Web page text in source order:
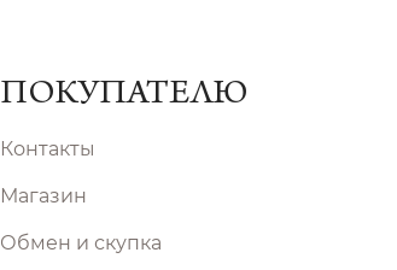
ПОКУПАТЕЛЮ
Контакты
Магазин
Обмен и скупка